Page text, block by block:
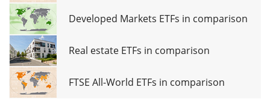
Developed Markets ETFs in comparison
Real estate ETFs in comparison
FTSE All-World ETFs in comparison